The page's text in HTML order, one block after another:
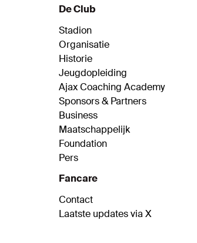
De Club
Stadion
Organisatie
Historie
Jeugdopleiding
Ajax Coaching Academy
Sponsors & Partners
Business
Maatschappelijk
Foundation
Pers
Fancare
Contact
Laatste updates via X